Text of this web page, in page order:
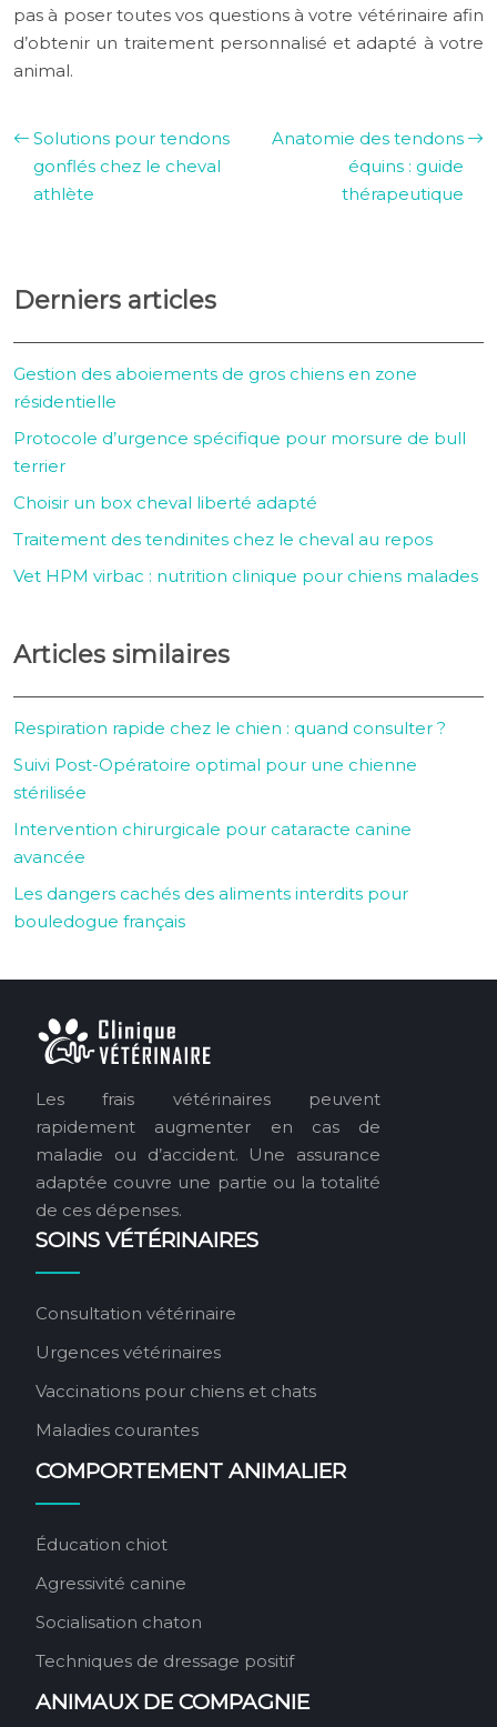
pas à poser toutes vos questions à votre vétérinaire afin
d’obtenir un traitement personnalisé et adapté à votre
animal.
Solutions pour tendons
gonflés chez le cheval
athlète
Anatomie des tendons
équins : guide
thérapeutique
Derniers articles
Gestion des aboiements de gros chiens en zone
résidentielle
Protocole d’urgence spécifique pour morsure de bull
terrier
Choisir un box cheval liberté adapté
Traitement des tendinites chez le cheval au repos
Vet HPM virbac : nutrition clinique pour chiens malades
Articles similaires
Respiration rapide chez le chien : quand consulter ?
Suivi Post-Opératoire optimal pour une chienne
stérilisée
Intervention chirurgicale pour cataracte canine
avancée
Les dangers cachés des aliments interdits pour
bouledogue français
Les frais vétérinaires peuvent
rapidement augmenter en cas de
maladie ou d’accident. Une assurance
adaptée couvre une partie ou la totalité
de ces dépenses.
SOINS VÉTÉRINAIRES
Consultation vétérinaire
Urgences vétérinaires
Vaccinations pour chiens et chats
Maladies courantes
COMPORTEMENT ANIMALIER
Éducation chiot
Agressivité canine
Socialisation chaton
Techniques de dressage positif
ANIMAUX DE COMPAGNIE